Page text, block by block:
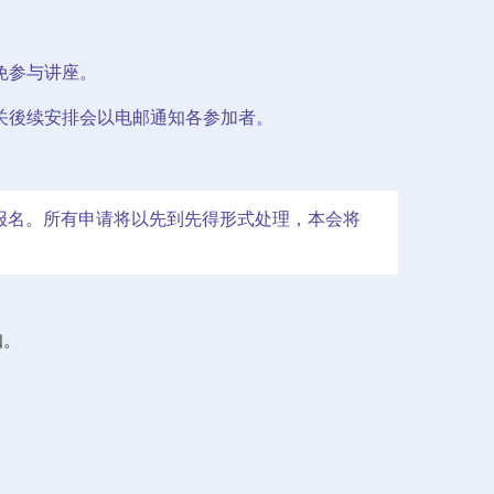
与讲座。
续安排会以电邮通知各参加者。
。所有申请将以先到先得形式处理，本会将